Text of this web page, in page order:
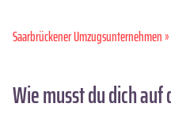
Saarbrückener Umzugsunternehmen»
Wie musst du dich